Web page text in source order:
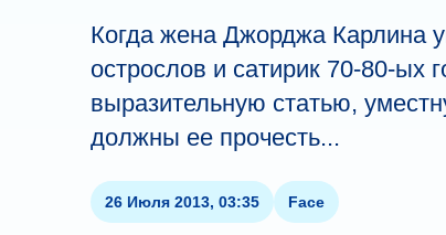
Когда жена Джорджа Карлина
острослов и сатирик 70-80-ых
выразительную статью,
должны ее прочесть...
26 Июля 2013, 03:35 Face